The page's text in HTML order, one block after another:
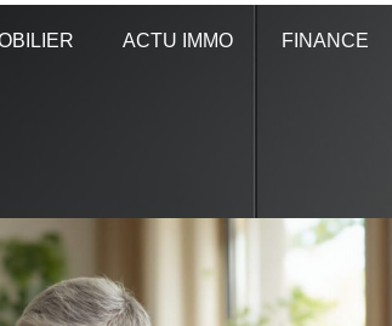
ACTU IMMO FINANCE